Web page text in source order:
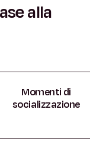
alla
Momenti di
socializzazione